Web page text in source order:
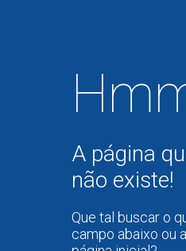
A página
não existe!
Que tal buscar o
campo abaixo ou